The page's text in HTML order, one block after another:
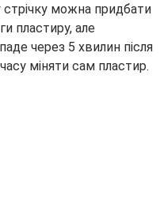
можна придбати
пластиру, але
через 5 хвилин після
міняти сам пластир.